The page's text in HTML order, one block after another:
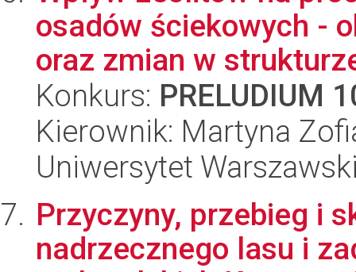
osadów ściekowych -
oraz zmian w
Konkurs: PRELUDIUM
Kierownik: Martyna
Uniwersytet
Przyczyny, przebieg i
nadrzecznego lasu i